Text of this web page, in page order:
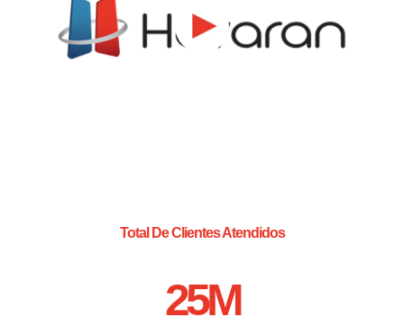
Total De Clientes Atendidos
25M